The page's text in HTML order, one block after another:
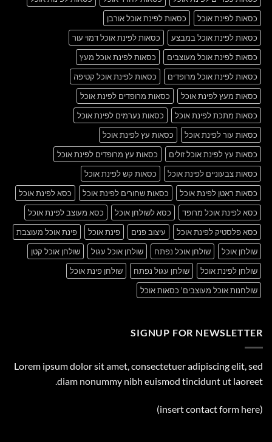
כסאות לפינת אוכל
כסאות לפינת אוכל אורבן
כסאות לפינת אוכל במבצע
כסאות לפינת אוכל דמוי עור
כסאות לפינת אוכל מעוצבים
כסאות לפינת אוכל מעץ
כסאות לפינת אוכל מרופדים
כסאות לפינת אוכל קטיפה
כסאות מעץ לפינת אוכל
כסאות מרופדים לפינת אוכל
כסאות מתכת לפינת אוכל
כסאות נערמים לפינת אוכל
כסאות עור לפינת אוכל
כסאות עץ לפינת אוכל
כסאות עץ לפינת אוכל זולים
כסאות עץ מרופדים לפינת אוכל
כסאות צבעוניים לפינת אוכל
כסאות קש לפינת אוכל
כסאות ראטן לפינת אוכל
כסאות שחורים לפינת אוכל
כסא לפינת אוכל
כסא לפינת אוכל מרופד
כסא לשולחן אוכל
כסא מעוצב לפינת אוכל
כסא פלסטיק לפינת אוכל
עיצוב פנים פינת אוכל
פינת אוכל מעוצבת
שולחן אוכל
שולחן אוכל נפתח שולחן אוכל עגול
שולחן אוכל קטן
שולחן לפינת אוכל
שולחן עגול נפתח
שולחן פינת אוכל
שולחנות אוכל מעוצבים' כסאות אוכל
SIGNUP FOR NEWSLETTER
Lorem ipsum dolor sit amet, consectetuer adipiscing elit, sed
diam nonummy nibh euismod tincidunt ut laoreet.
(insert contact form here)